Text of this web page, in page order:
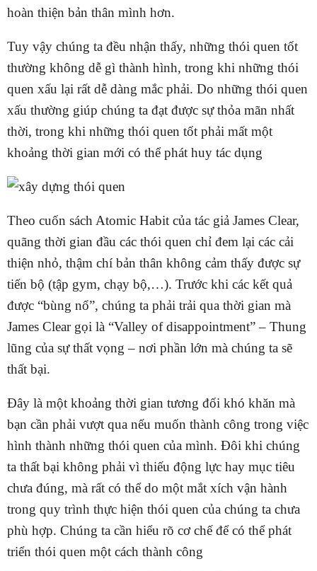
hoàn thiện bản thân mình hơn.
Tuy vậy chúng ta đều nhận thấy, những thói quen tốt
thường không dễ gì thành hình, trong khi những thói
quen xấu lại rất dễ dàng mắc phải. Do những thói quen
xấu thường giúp chúng ta đạt được sự thỏa mãn nhất
thời, trong khi những thói quen tốt phải mất một
khoảng thời gian mới có thể phát huy tác dụng
Theo cuốn sách Atomic Habit của tác giả James Clear,
quãng thời gian đầu các thói quen chỉ đem lại các cải
thiện nhỏ, thậm chí bản thân không cảm thấy được sự
tiến bộ (tập gym, chạy bộ,…). Trước khi các kết quả
được “bùng nổ”, chúng ta phải trải qua thời gian mà
James Clear gọi là “Valley of disappointment” – Thung
lũng của sự thất vọng – nơi phần lớn mà chúng ta sẽ
thất bại.
Đây là một khoảng thời gian tương đối khó khăn mà
bạn cần phải vượt qua nếu muốn thành công trong việc
hình thành những thói quen của mình. Đôi khi chúng
ta thất bại không phải vì thiếu động lực hay mục tiêu
chưa đúng, mà rất có thể do một mắt xích vận hành
trong quy trình thực hiện thói quen của chúng ta chưa
phù hợp. Chúng ta cần hiểu rõ cơ chế để có thể phát
triển thói quen một cách thành công